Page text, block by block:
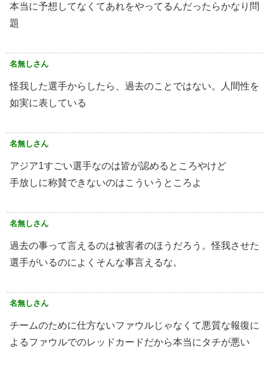
本当に予想してなくてあれをやってるんだったらかなり問
題
名無しさん
怪我した選手からしたら、過去のことではない。人間性を
如実に表している
名無しさん
アジア1すごい選手なのは皆が認めるところやけど
手放しに称賛できないのはこういうところよ
名無しさん
過去の事って言えるのは被害者のほうだろう。怪我させた
選手がいるのによくそんな事言えるな。
名無しさん
チームのために仕方ないファウルじゃなくて悪質な報復に
よるファウルでのレッドカードだから本当にタチが悪い